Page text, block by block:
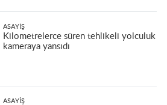
ASAYIŞ
Kilometrelerce süren tehlikeli yolculuk
kameraya yansıdı
ASAYIŞ